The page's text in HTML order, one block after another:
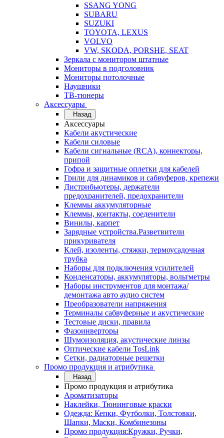
SSANG YONG
SUBARU
SUZUKI
TOYOTA, LEXUS
VOLVO
VW, SKODA, PORSHE, SEAT
Зеркала с монитором штатные
Мониторы в подголовник
Мониторы потолочные
Наушники
ТВ-тюнеры
Аксессуары
Назад
Аксессуары
Кабели акустические
Кабели силовые
Кабели сигнальные (RCA), коннекторы,
припой
Гофра и защитные оплетки для кабелей
Грили для динамиков и сабвуферов, крепежи
Дистрибьютеры, держатели
предохранителей, предохранители
Клеммы аккумуляторные
Клеммы, контакты, соеденители
Винилы, карпет
Зарядные устройства.Разветвители
прикуривателя
Клей, изоленты, стяжки, термоусадочная
трубка
Наборы для подключения усилителей
Конденсаторы, аккумуляторы, вольтметры
Наборы инструментов для монтажа/
демонтажа авто аудио систем
Преобразователи напряжения
Терминалы сабвуферные и акустические
Тестовые диски, правила
Фазоинверторы
Шумоизоляция, акустические линзы
Оптические кабели TosLink
Сетки, радиаторные решетки
Промо продукция и атрибутика
Назад
Промо продукция и атрибутика
Ароматизаторы
Наклейки, Тюнинговые краски
Одежда: Кепки, Футболки, Толстовки,
Шапки, Маски, Комбинезоны
Промо продукция:Кружки, Ручки,